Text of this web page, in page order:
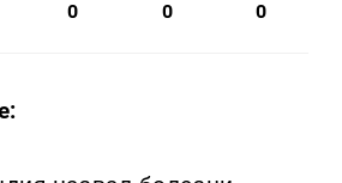
0 0 0